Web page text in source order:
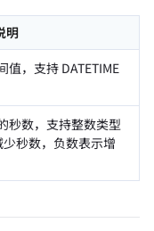
明
值，支持 DATETIME
秒数，支持整数类型
少秒数，负数表示增